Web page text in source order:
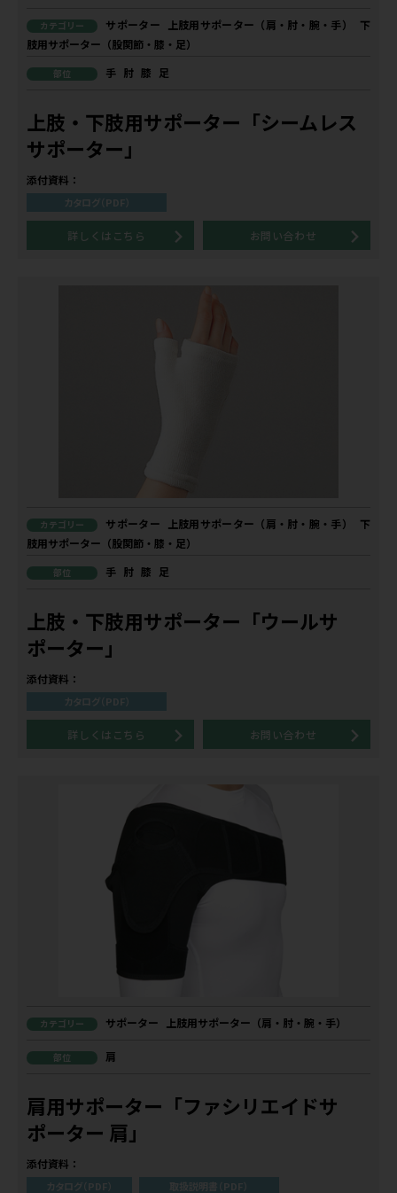
カテゴリー サポーター 上肢用サポーター（肩・肘・腕・手）
下
肢用サポーター（股関節・膝・足）
部位 手 肘 膝 足
上肢・下肢用サポーター「シームレス
サポーター」
添付資料：
カタログ（PDF）
詳しくはこちら お問い合わせ
カテゴリー サポーター 上肢用サポーター（肩・肘・腕・手）
下
肢用サポーター（股関節・膝・足）
部位 手 肘 膝 足
上肢・下肢用サポーター「ウールサ
ポーター」
添付資料：
カタログ（PDF）
詳しくはこちら お問い合わせ
カテゴリー サポーター 上肢用サポーター（肩・肘・腕・手）
部位 肩
肩用サポーター「ファシリエイドサ
ポーター 肩」
添付資料：
カタログ（PDF） 取扱説明書（PDF）